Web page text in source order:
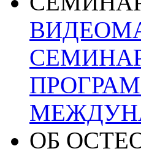
ОБ